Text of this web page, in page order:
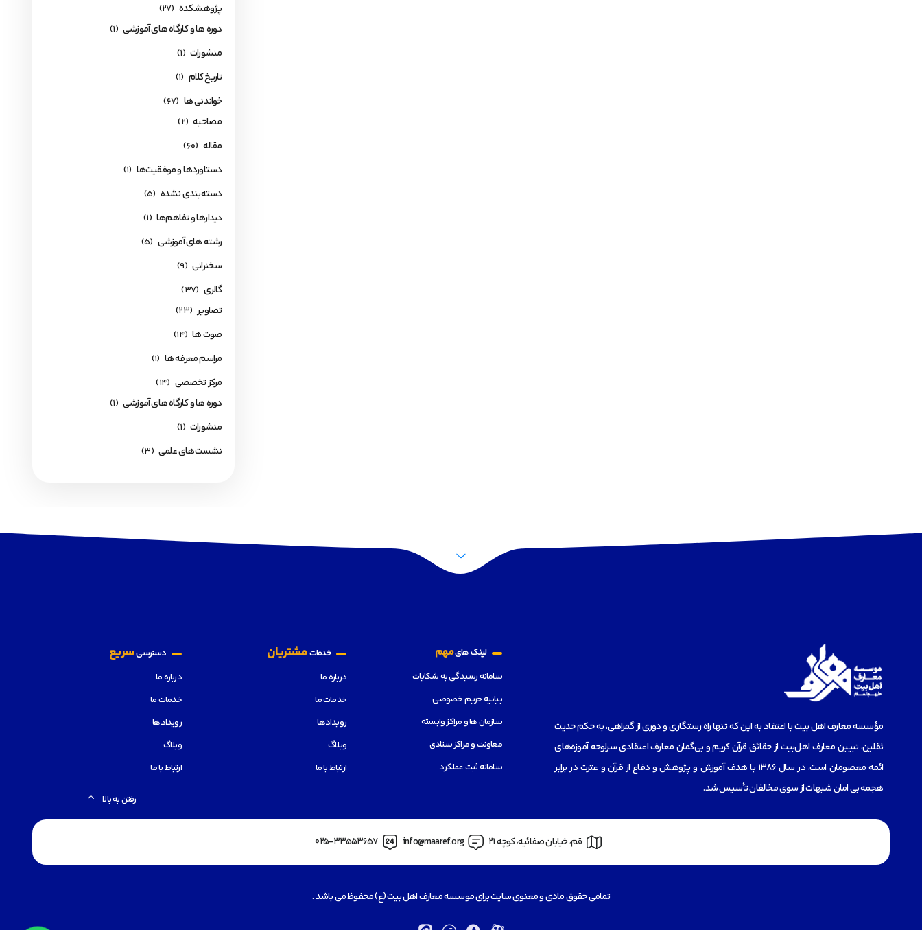
پژوهشکده (27)
دوره ها و کارگاه های آموزشی (1)
منشورات (1)
تاریخ کلام (1)
خواندنی ها (67)
مصاحبه (2)
مقاله (60)
دستاوردها و موفقیت‌ها (1)
دسته‌بندی نشده (5)
دیدارها و تفاهم‌ها (1)
رشته های آموزشی (5)
سخنرانی (9)
گالری (37)
تصاویر (23)
صوت ها (14)
مراسم معرفه ها (1)
مرکز تخصصی (14)
دوره ها و کارگاه های آموزشی (1)
منشورات (1)
نشست‌های علمی (3)
مؤسسه‌ معارف اهل بیت با اعتقاد به این که تنها راه رستگاری و دوری از گمراهی، به حکم حدیث
ثقلین، تبیین معارف اهل‌بیت از حقائق قرآن کریم و بی‌گمان معارف اعتقادی سرلوحه آموزه‌های
ائمه معصومان است، در سال 1386 با هدف آموزش و پژوهش و دفاع از قرآن و عترت در برابر
هجمه بی امان شبهات از سوی مخالفان تأسیس شد.
لینک هایمهم
سامانه رسیدگی به شکایات
بیانیه حریم خصوصی
سازمان ها و مراکز وابسته
معاونت و مراکز ستادی
سامانه ثبت عملکرد
خدماتمشتریان
درباره ما
خدمات ما
رویدادها
وبلاگ
ارتباط با ما
دسترسیسریع
درباره ما
خدمات ما
رویدادها
وبلاگ
ارتباط با ما
رفتن به بالا
قم، خیابان صفائیه، کوچه 21 info@maaref.org
025-33553657
تمامی حقوق مادی و معنوی سایت برای موسسه معارف اهل بیت (ع) محفوظ می باشد .